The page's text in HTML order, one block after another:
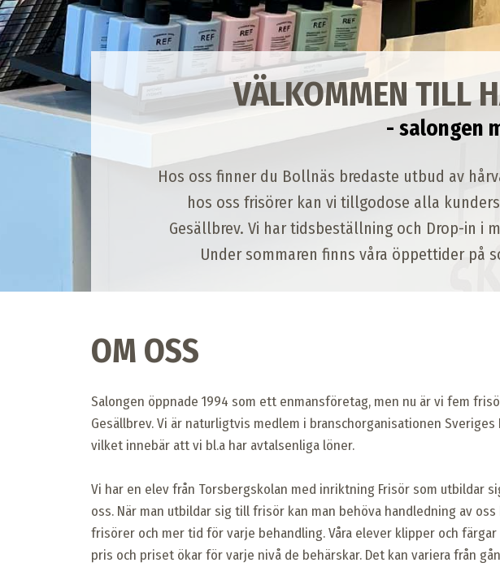
VÄLKOMMEN TILL
- salongen
Hos oss finner du Bollnäs bredaste utbud av
hos oss frisörer kan vi tillgodose alla
Gesällbrev. Vi har tidsbeställning och Drop-in i
Under sommaren finns våra öppettider på
OM OSS
Salongen öppnade 1994 som ett enmansföretag, men nu är vi fem
Gesällbrev. Vi är naturligtvis medlem i branschorganisationen
vilket innebär att vi bl.a har avtalsenliga löner.
Vi har en elev från Torsbergskolan med inriktning Frisör som utbildar
oss. När man utbildar sig till frisör kan man behöva handledning av
frisörer och mer tid för varje behandling. Våra elever klipper och
pris och priset ökar för varje nivå de behärskar. Det kan variera från